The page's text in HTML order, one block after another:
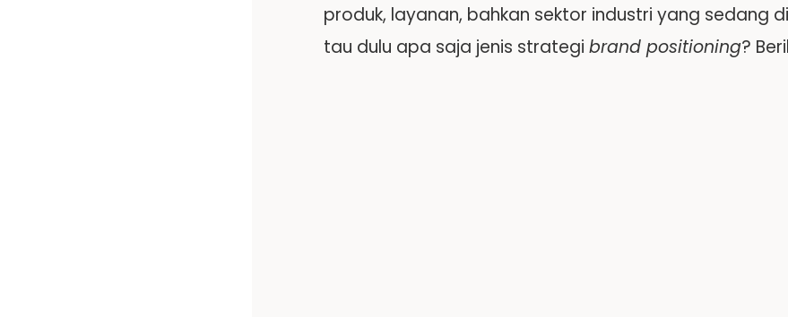
produk, layanan, bahkan sektor industri yang sedang
tau dulu apa saja jenis strategi brand positioning?